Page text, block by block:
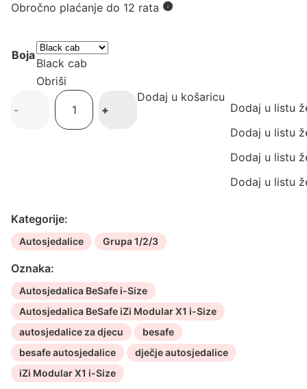
Obročno plaćanje do 12 rata
Boja
Black cab
Obriši
Autosjedalica
BeSafe
količina
- +
Dodaj u košaricu
Dodaj u listu
Dodaj u listu
Dodaj u listu
Dodaj u listu
Kategorije:
Autosjedalice Grupa 1/2/3
Oznaka:
Autosjedalica BeSafe i-Size
Autosjedalica BeSafe iZi Modular X1 i-Size
autosjedalice za djecu
besafe
besafe autosjedalice
dječje autosjedalice
iZi Modular X1 i-Size